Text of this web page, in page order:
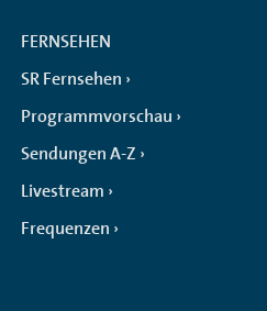
FERNSEHEN
SR Fernsehen
Programmvorschau
Sendungen A-Z
Livestream
Frequenzen